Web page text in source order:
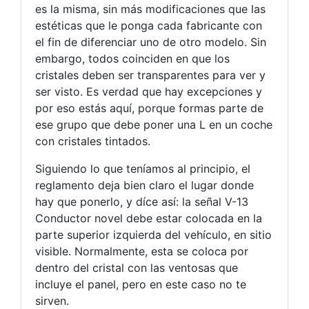
es la misma, sin más modificaciones que las
estéticas que le ponga cada fabricante con
el fin de diferenciar uno de otro modelo. Sin
embargo, todos coinciden en que los
cristales deben ser transparentes para ver y
ser visto. Es verdad que hay excepciones y
por eso estás aquí, porque formas parte de
ese grupo que debe poner una L en un coche
con cristales tintados.
Siguiendo lo que teníamos al principio, el
reglamento deja bien claro el lugar donde
hay que ponerlo, y díce así: la señal V-13
Conductor novel debe estar colocada en la
parte superior izquierda del vehículo, en sitio
visible. Normalmente, esta se coloca por
dentro del cristal con las ventosas que
incluye el panel, pero en este caso no te
sirven.